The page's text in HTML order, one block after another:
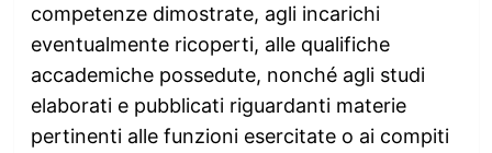
competenze dimostrate, agli incarichi
eventualmente ricoperti, alle qualifiche
accademiche possedute, nonché agli studi
elaborati e pubblicati riguardanti materie
pertinenti alle funzioni esercitate o ai compiti